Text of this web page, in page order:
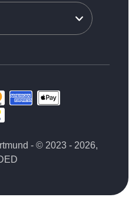
- © 2023 - 2026,